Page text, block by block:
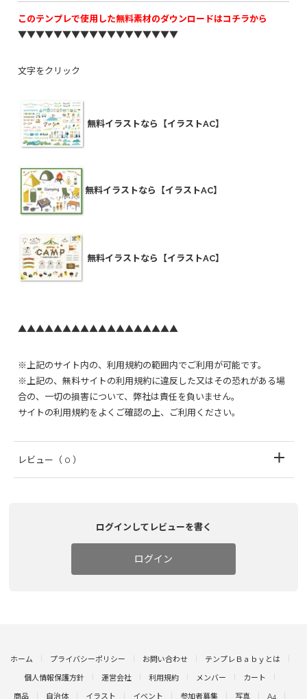
このテンプレで使用した無料素材のダウンロードはコチラから
▼▼▼▼▼▼▼▼▼▼▼▼▼▼▼▼▼▼
文字をクリック
無料イラストなら【イラストAC】
無料イラストなら【イラストAC】
無料イラストなら【イラストAC】
▲▲▲▲▲▲▲▲▲▲▲▲▲▲▲▲▲▲
※上記のサイト内の、利用規約の範囲内でご利用が可能です。
※上記の、無料サイトの利用規約に違反した又はその恐れがある場
合の、一切の損害について、弊社は責任を負いません。
サイトの利用規約をよくご確認の上、ご利用ください。
レビュー （ 0 ）
ログインしてレビューを書く
ログイン
ホーム プライバシーポリシー お問い合わせ テンプレＢａｂｙとは
個人情報保護方針 運営会社 利用規約 メンバー カート
商品 自治体 イラスト イベント 参加者募集 写真 A4